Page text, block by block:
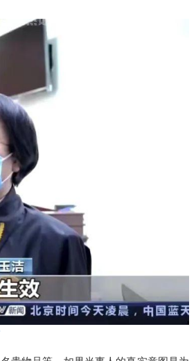
条规定：当事人请求返还按照习俗给付
婚登记手续的；二、双方办理结婚登记
，所以不能将48万元全部退还给原告。
失，且林女士也支付了部分购车款，在
方出资情况、车辆折旧等情况，根据公
审判决，上诉至济南中院，二审法院审